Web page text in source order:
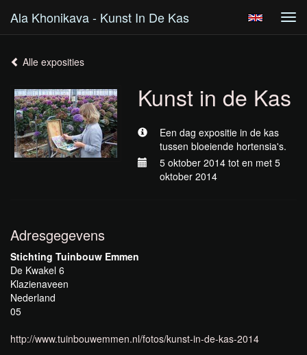
Ala Khonikava - Kunst In De Kas
Alle exposities
Kunst in de Kas
Een dag expositie in de kas
tussen bloeiende hortensia's.
5 oktober 2014 tot en met 5
oktober 2014
Adresgegevens
Stichting Tuinbouw Emmen
De Kwakel 6
Klazienaveen
Nederland
05
http://www.tuinbouwemmen.nl/fotos/kunst-in-de-kas-2014